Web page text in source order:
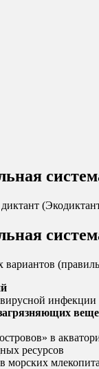
вариантов
инфекции
в
ресурсов
морских